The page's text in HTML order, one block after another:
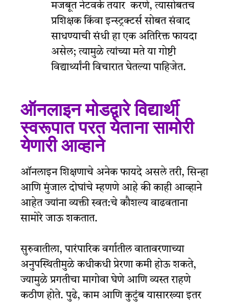
मजबूत नेटवर्क तयार करणे, त्यासोबतच
प्रशिक्षक किंवा इन्स्ट्रक्टर्स सोबत संवाद
साधण्याची संधी हा एक अतिरिक्त फायदा
असेल; त्यामुळे त्यांच्या मते या गोष्टी
विद्यार्थ्यांनी विचारात घेतल्या पाहिजेत.
ऑनलाइन मोडद्वारे विद्यार्थी
स्वरूपात परत येताना सामोरी
येणारी आव्हाने
ऑनलाइन शिक्षणाचे अनेक फायदे असले तरी, सिन्हा
आणि मुंजाल दोघांचे म्हणणे आहे की काही आव्हाने
आहेत ज्यांना व्यक्ती स्वत:चे कौशल्य वाढवताना
सामोरे जाऊ शकतात.
सुरुवातीला, पारंपारिक वर्गातील वातावरणाच्या
अनुपस्थितीमुळे कधीकधी प्रेरणा कमी होऊ शकते,
ज्यामुळे प्रगतीचा मागोवा घेणे आणि व्यस्त राहणे
कठीण होते. पुढे, काम आणि कुटुंब यासारख्या इतर